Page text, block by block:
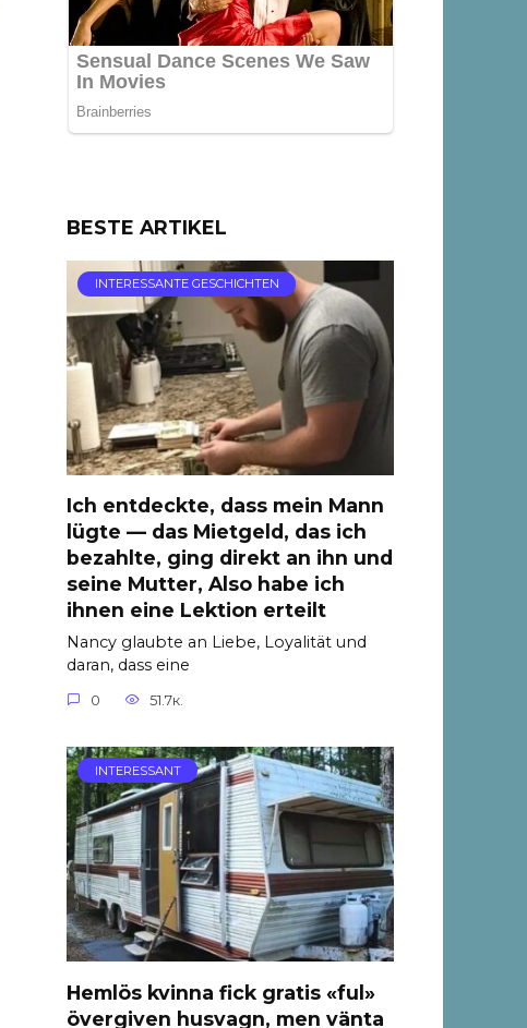
BESTE ARTIKEL
INTERESSANTE GESCHICHTEN
Ich entdeckte, dass mein Mann
lügte — das Mietgeld, das ich
bezahlte, ging direkt an ihn und
seine Mutter, Also habe ich
ihnen eine Lektion erteilt
Nancy glaubte an Liebe, Loyalität und
daran, dass eine
0 51.7к.
INTERESSANT
Hemlös kvinna fick gratis «ful»
övergiven husvagn, men vänta